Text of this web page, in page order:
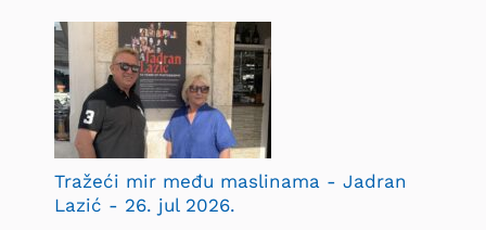
Tražeći mir među maslinama - Jadran
Lazić - 26. jul 2026.